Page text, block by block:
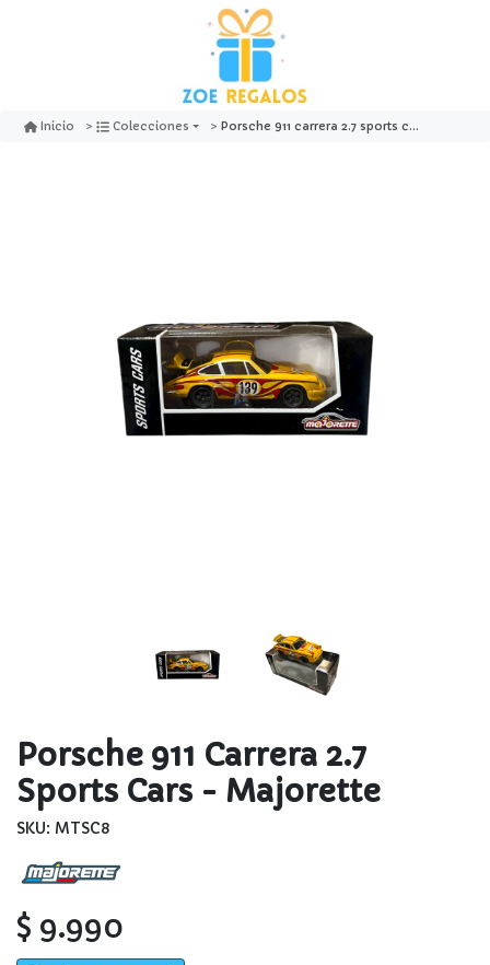
Inicio Colecciones Porsche 911 carrera 2.7 sports cars - majorette
Porsche 911 Carrera 2.7
Sports Cars - Majorette
SKU: MTSC8
$ 9.990